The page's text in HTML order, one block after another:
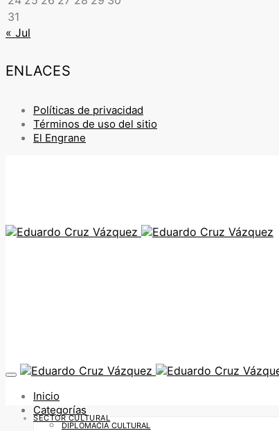
31
« Jul
ENLACES
Políticas de privacidad
Términos de uso del sitio
El Engrane
Inicio
Categorías
DIPLOMACIA CULTURAL
SECTOR CULTURAL